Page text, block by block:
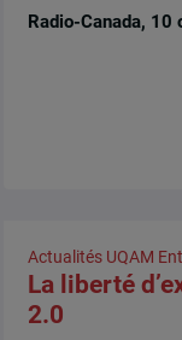
Radio-Canada, 10
Actualités UQAM
La liberté
2.0